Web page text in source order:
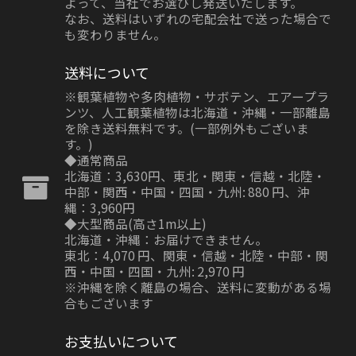
なお、送料はいずれの宅配会社で送った場合で
も変わりません。
送料について
※観葉植物や多肉植物・サボテン、エアープラ
ンツ、人工観葉植物は北海道・沖縄・一部離島
を除き送料無料です。(一部例外もございま
す。)
◆通常商品
北海道：3,630円、東北・関東・信越・北陸・
中部・関西・中国・四国・九州: 880 円、沖
縄：3,960円
◆大型商品(高さ1m以上)
北海道・沖縄：お届けできません。
東北：4,070 円、関東・信越・北陸・中部・関
西・中国・四国・九州: 2,970 円
※沖縄を除く離島の場合、送料に変動がある場
合もございます
お支払いについて